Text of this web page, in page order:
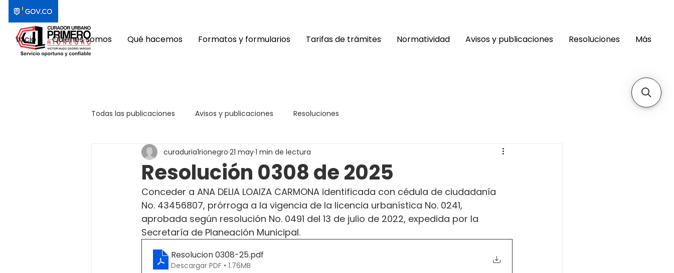
Inicio Quiénes somos Qué hacemos Formatos y formularios Tarifas de trámites Normatividad Avisos y publicaciones Resoluciones Más
Todas las publicaciones Avisos y publicaciones Resoluciones
Resolución 0308 de 2025
curaduria1rionegro 21 may1 min de lectura
Conceder a ANA DELIA LOAIZA CARMONA identificada con cédula de ciudadanía
No. 43456807, prórroga a la vigencia de la licencia urbanística No. 0241,
aprobada según resolución No. 0491 del 13 de julio de 2022, expedida por la
Secretaría de Planeación Municipal.
Resolucion 0308-25.pdf
Descargar PDF • 1.76MB